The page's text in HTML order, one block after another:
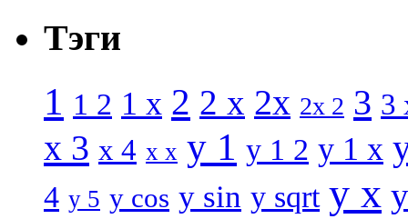
Тэги
1 1 2 1 x 2 2 x 2x 2x 2 3 3
x 3 x 4 x x y 1 y 1 2 y 1 x
4 y 5 y cos y sin y sqrt y x